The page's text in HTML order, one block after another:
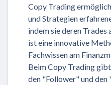
Copy Trading
und Strategien
indem sie deren Trades
ist eine innovative
Fachwissen am
Beim Copy Trading
den "Follower" und den